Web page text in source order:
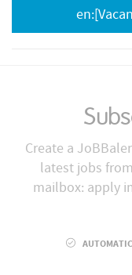
Create a
latest jobs
mailbox: apply